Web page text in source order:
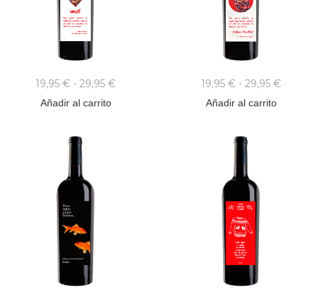
19,95 € - 29,95 €
Añadir al carrito
19,95 € - 29,95 €
Añadir al carrito